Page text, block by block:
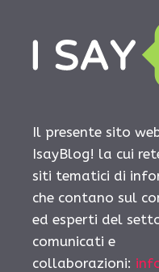
Il presente sito
IsayBlog! la cui
siti tematici di
che contano sul
ed esperti del
comunicati e
collaborazioni: